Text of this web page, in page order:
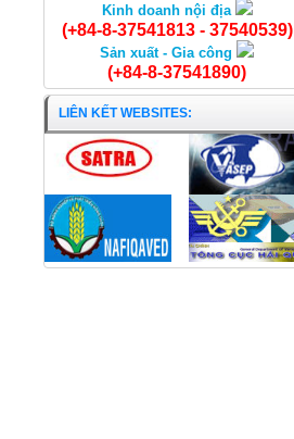
Kinh doanh nội địa
(+84-8-37541813 - 37540539)
Sản xuất - Gia công
(+84-8-37541890)
LIÊN KẾT WEBSITES: